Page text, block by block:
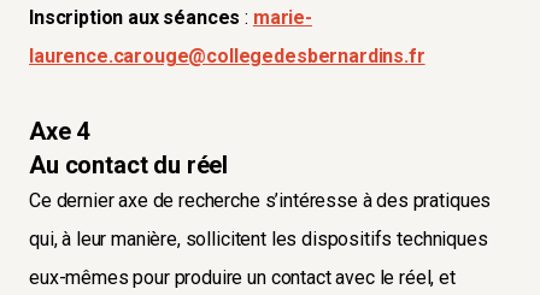
Inscription aux séances : marie-
laurence.carouge@collegedesbernardins.fr
Axe 4
Au contact du réel
Ce dernier axe de recherche s’intéresse à des pratiques
qui, à leur manière, sollicitent les dispositifs techniques
eux-mêmes pour produire un contact avec le réel, et